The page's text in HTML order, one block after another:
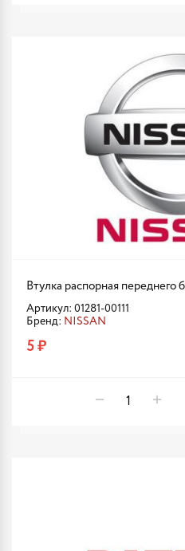
Втулка распорная переднего
Артикул: 01281-00111
Бренд: NISSAN
5 ₽